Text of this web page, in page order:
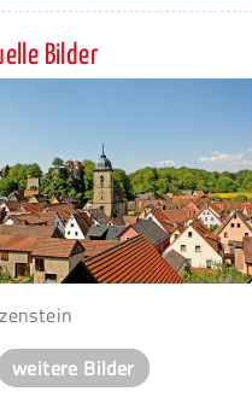
Bilder
weitere Bilder